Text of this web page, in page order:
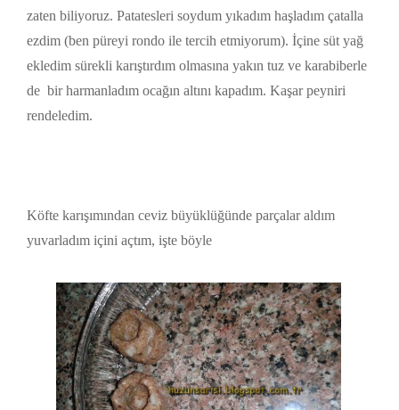
zaten biliyoruz. Patatesleri soydum yıkadım haşladım çatalla
ezdim (ben püreyi rondo ile tercih etmiyorum). İçine süt yağ
ekledim sürekli karıştırdım olmasına yakın tuz ve karabiberle
de bir harmanladım ocağın altını kapadım. Kaşar peyniri
rendeledim.
Köfte karışımından ceviz büyüklüğünde parçalar aldım
yuvarladım içini açtım, işte böyle